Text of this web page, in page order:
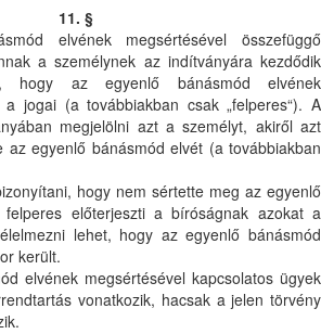
11. §
elvének megsértésével összefüggő
a személynek az indítványára kezdődik
hogy az egyenlő bánásmód elvének
a jogai (a továbbiakban csak „felperes“). A
megjelölni azt a személyt, akiről azt
az egyenlő bánásmód elvét (a továbbiakban
hogy nem sértette meg az egyenlő
előterjeszti a bíróságnak azokat a
lehet, hogy az egyenlő bánásmód
került.
elvének megsértésével kapcsolatos ügyek
vonatkozik, hacsak a jelen törvény